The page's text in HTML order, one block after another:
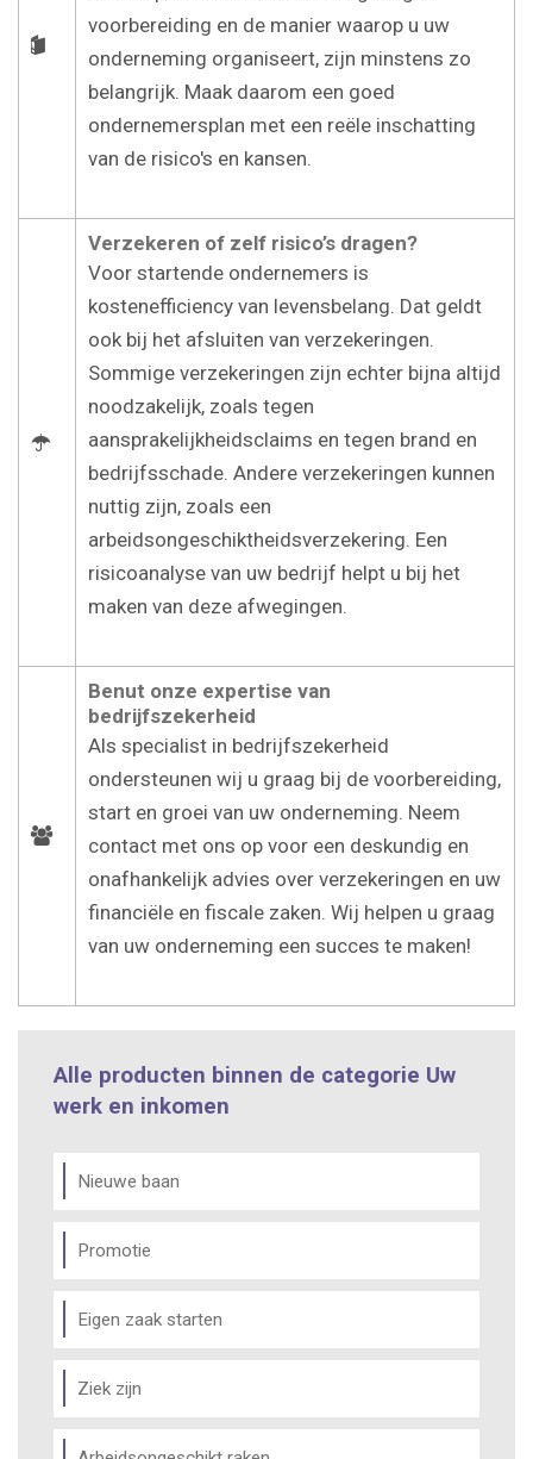
voorbereiding en de manier waarop u uw
onderneming organiseert, zijn minstens zo
belangrijk. Maak daarom een goed
ondernemersplan met een reële inschatting
van de risico's en kansen.
Verzekeren of zelf risico’s dragen?
Voor startende ondernemers is
kostenefficiency van levensbelang. Dat geldt
ook bij het afsluiten van verzekeringen.
Sommige verzekeringen zijn echter bijna altijd
noodzakelijk, zoals tegen
aansprakelijkheidsclaims en tegen brand en
bedrijfsschade. Andere verzekeringen kunnen
nuttig zijn, zoals een
arbeidsongeschiktheidsverzekering. Een
risicoanalyse van uw bedrijf helpt u bij het
maken van deze afwegingen.
Benut onze expertise van
bedrijfszekerheid
Als specialist in bedrijfszekerheid
ondersteunen wij u graag bij de voorbereiding,
start en groei van uw onderneming. Neem
contact met ons op voor een deskundig en
onafhankelijk advies over verzekeringen en uw
financiële en fiscale zaken. Wij helpen u graag
van uw onderneming een succes te maken!
Alle producten binnen de categorie Uw
werk en inkomen
Nieuwe baan
Promotie
Eigen zaak starten
Ziek zijn